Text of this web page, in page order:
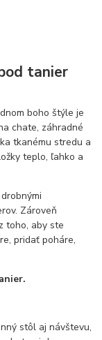
tanier
boho štýle je
chate, záhradné
tkanému stredu a
teplo, ľahko a
Zároveň
toho, aby ste
pridať poháre,
stôl aj návštevu,